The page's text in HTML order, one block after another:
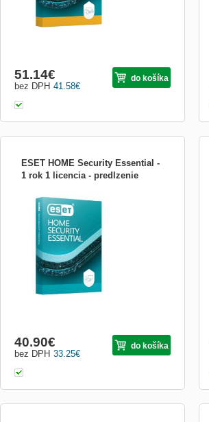
41.58€
bez DPH
51.14€ do košíka
ESET HOME Security Essential -
1 rok 1 licencia - predlzenie
ESET HOME Security Essential
Komplexná Ochrana pre Digitálny Život
ESET HOME Security Essential je
navrhnutý tak, aby poskytoval komplexnú
ochranu vášho digitálneho života na PC,
macOS, smartfónoch alebo tabletoch.
Hlavné Funkcie a Výhody &quot; Antivír
33.25€
bez DPH
40.90€ do košíka